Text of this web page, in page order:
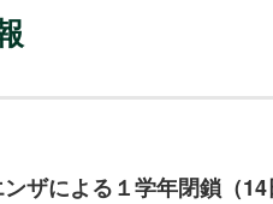
ザによる１学年閉鎖（